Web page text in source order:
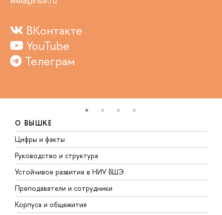
ВКонтакте
YouTube
Телеграм
О ВЫШКЕ
Цифры и факты
Руководство и структура
Устойчивое развитие в НИУ ВШЭ
Преподаватели и сотрудники
Корпуса и общежития